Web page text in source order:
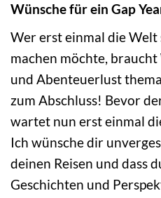
Wünsche für ein Gap
Wer erst einmal die Welt
machen möchte,
und Abenteuerlust
zum Abschluss! Bevor
wartet nun erst einmal
Ich wünsche dir
deinen Reisen und dass
Geschichten und